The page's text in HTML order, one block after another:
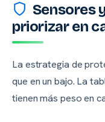
Sensores
priorizar en
La estrategia de
que en un bajo. La
tienen más peso en